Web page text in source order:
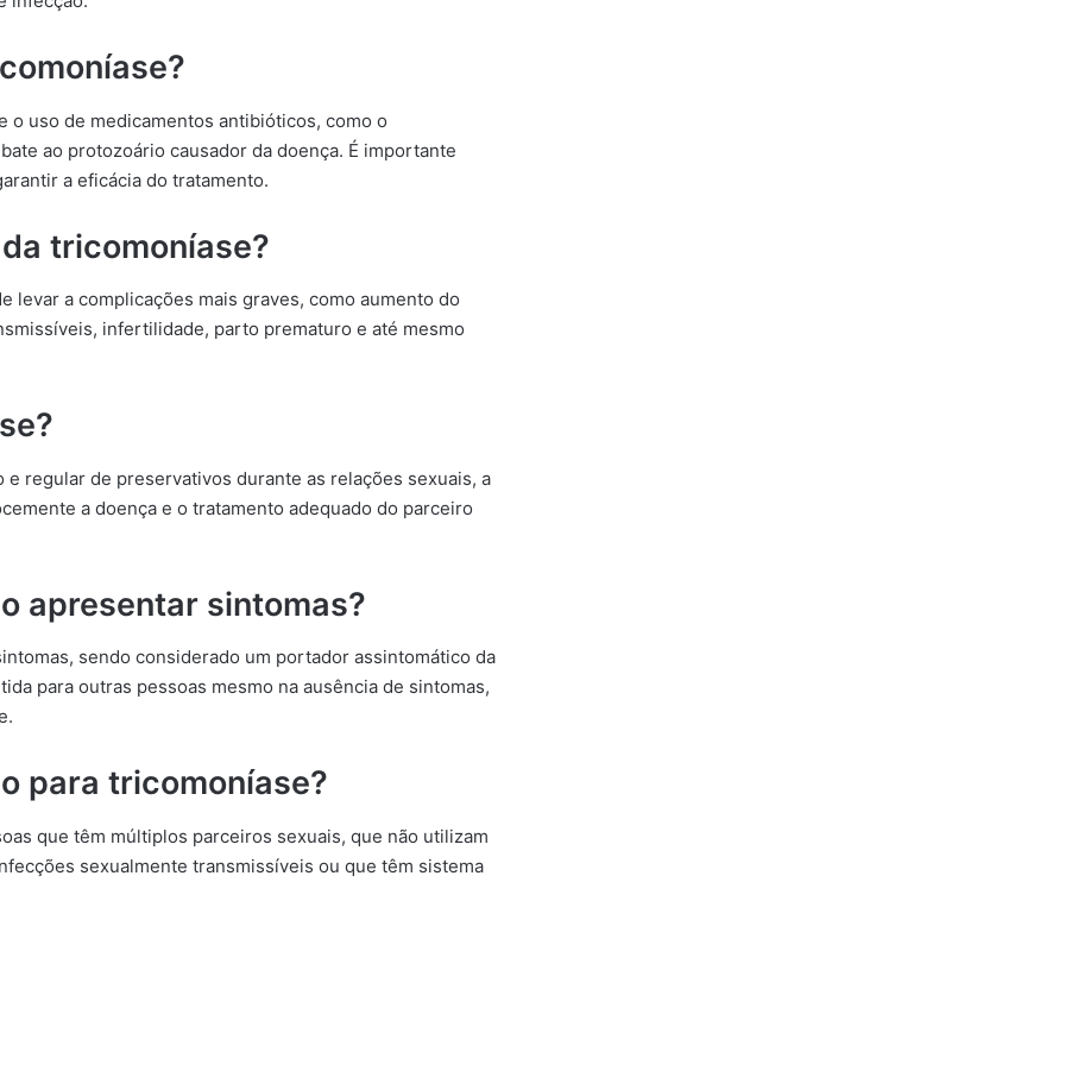
o uso de medicamentos antibióticos, como o
ao protozoário causador da doença. É importante
a eficácia do tratamento.
tricomoníase?
levar a complicações mais graves, como aumento do
infertilidade, parto prematuro e até mesmo
regular de preservativos durante as relações sexuais, a
a doença e o tratamento adequado do parceiro
apresentar sintomas?
sendo considerado um portador assintomático da
para outras pessoas mesmo na ausência de sintomas,
para tricomoníase?
que têm múltiplos parceiros sexuais, que não utilizam
sexualmente transmissíveis ou que têm sistema